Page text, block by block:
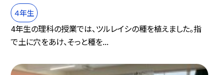
４年生
4年生の理科の授業では、ツルレイシの種を植えました。指
で土に穴をあけ、そっと種を...